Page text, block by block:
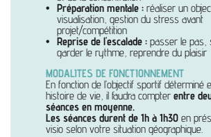
Préparation mentale : réaliser un
visualisation, gestion du stress avant
projet/compétition
Reprise de l'escalade : passer le pas,
garder le rythme, reprendre du plaisir
MODALITES DE FONCTIONNEMENT
En fonction de l’objectif sportif déterminé
histoire de vie, il faudra compter entre
séances en moyenne.
Les séances durent de 1h à 1h30 en
visio selon votre situation géographique.